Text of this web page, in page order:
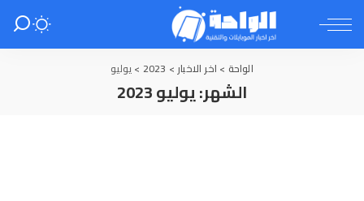
الواحة > اخر الاخبار >
2023
>يوليو
الشهر:يوليو 2023